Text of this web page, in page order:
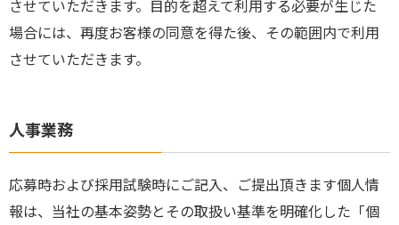
させていただきます。目的を超えて利用する必要が生じた
場合には、再度お客様の同意を得た後、その範囲内で利用
させていただきます。
人事業務
応募時および採用試験時にご記入、ご提出頂きます個人情
報は、当社の基本姿勢とその取扱い基準を明確化した「個